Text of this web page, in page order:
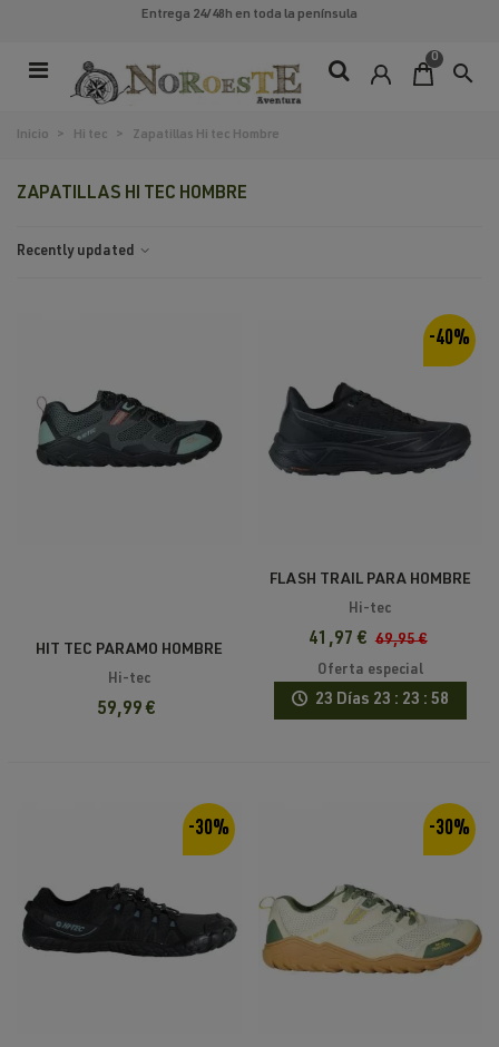
Entrega 24/48h en toda la península
0
search
Inicio > Hi tec > Zapatillas Hi tec Hombre
ZAPATILLAS HI TEC HOMBRE
Recently updated
HIT TEC PARAMO HOMBRE
NEGRO
Hi-tec
59,99 €
-40%
FLASH TRAIL PARA HOMBRE
HI TEC
Hi-tec
41,97 € 69,95 €
Oferta especial
23 Días 23 : 23 : 58
-30% -30%